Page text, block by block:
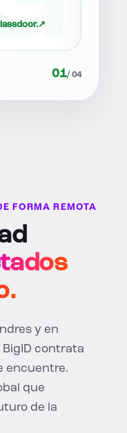
↗
02/ 04
FORMA REMOTA
y en
contrata
encuentre.
que
de la